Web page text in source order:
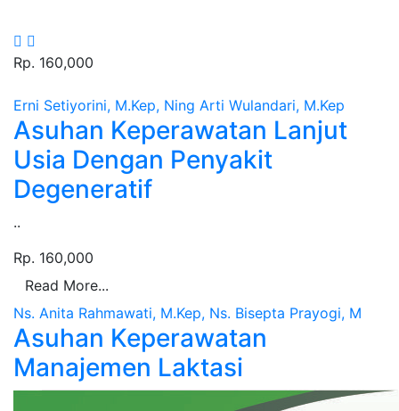
Rp. 160,000
Erni Setiyorini, M.Kep, Ning Arti Wulandari, M.Kep
Asuhan Keperawatan Lanjut
Usia Dengan Penyakit
Degeneratif
Sinopsis :
..
Rp. 160,000
Read More...
Ns. Anita Rahmawati, M.Kep, Ns. Bisepta Prayogi, M
Asuhan Keperawatan
Manajemen Laktasi